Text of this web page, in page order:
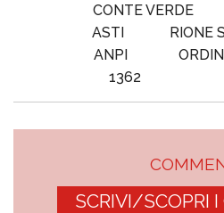
CONTE VERDE
ASTI
RIONE
ANPI
1362
SCRIVI/SCOPRI